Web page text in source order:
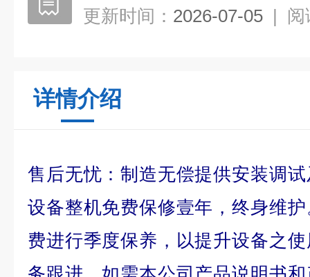
更新时间： 2026-07-05 | 阅
详情介绍
售后无忧：制造无偿提供安装调
设备整机免费保修壹年，终身维
费进行季度保养，以提升设备之